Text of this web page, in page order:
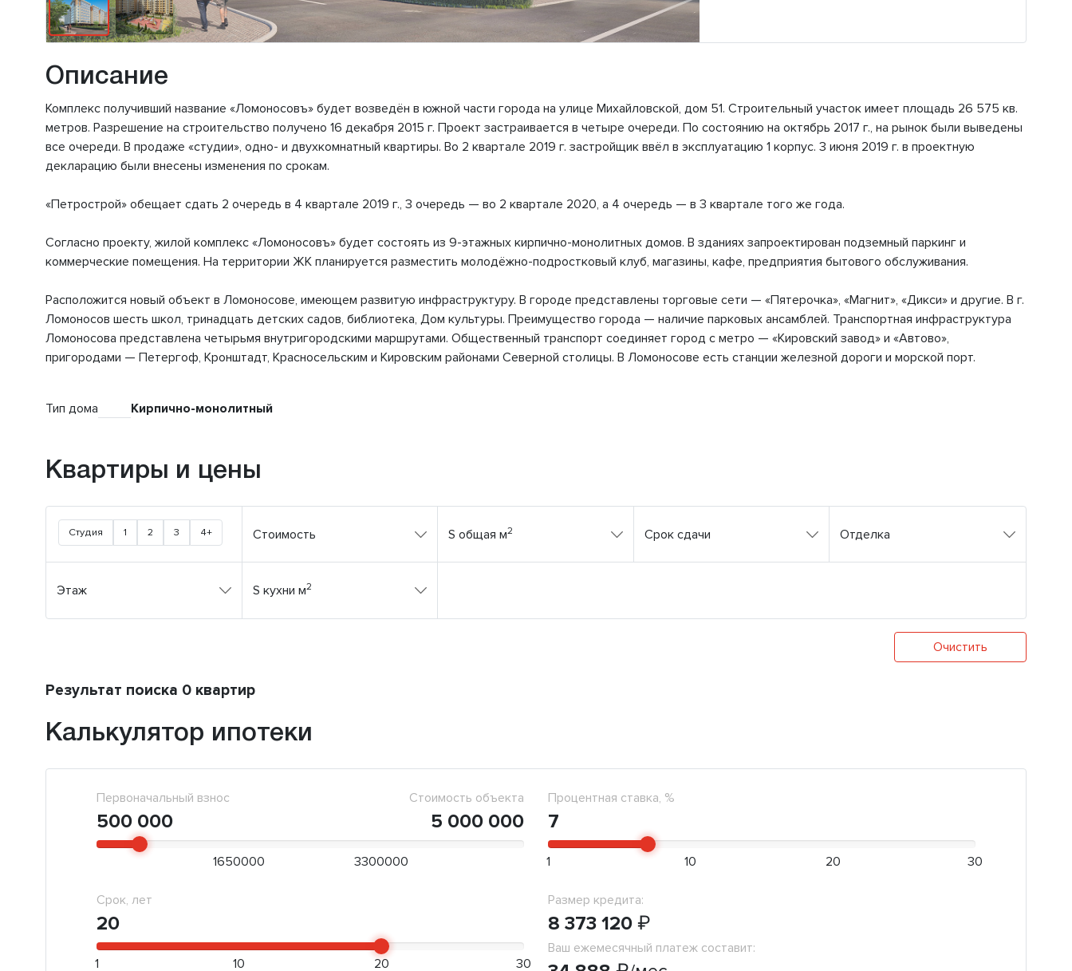
Описание
Комплекс получивший название «Ломоносовъ» будет возведён в южной части города на улице Михайловской, дом 51. Строительный участок имеет площадь 26 575 кв.
метров. Разрешение на строительство получено 16 декабря 2015 г. Проект застраивается в четыре очереди. По состоянию на октябрь 2017 г., на рынок были выведены
все очереди. В продаже «студии», одно- и двухкомнатный квартиры. Во 2 квартале 2019 г. застройщик ввёл в эксплуатацию 1 корпус. 3 июня 2019 г. в проектную
декларацию были внесены изменения по срокам.
«Петрострой» обещает сдать 2 очередь в 4 квартале 2019 г., 3 очередь — во 2 квартале 2020, а 4 очередь — в 3 квартале того же года.
Согласно проекту, жилой комплекс «Ломоносовъ» будет состоять из 9-этажных кирпично-монолитных домов. В зданиях запроектирован подземный паркинг и
коммерческие помещения. На территории ЖК планируется разместить молодёжно-подростковый клуб, магазины, кафе, предприятия бытового обслуживания.
Расположится новый объект в Ломоносове, имеющем развитую инфраструктуру. В городе представлены торговые сети — «Пятерочка», «Магнит», «Дикси» и другие. В г.
Ломоносов шесть школ, тринадцать детских садов, библиотека, Дом культуры. Преимущество города — наличие парковых ансамблей. Транспортная инфраструктура
Ломоносова представлена четырьмя внутригородскими маршрутами. Общественный транспорт соединяет город с метро — «Кировский завод» и «Автово»,
пригородами — Петергоф, Кронштадт, Красносельским и Кировским районами Северной столицы. В Ломоносове есть станции железной дороги и морской порт.
Тип дома Кирпично-монолитный
Квартиры и цены
Студия 1 2 3 4+ Стоимость S общая м2 Срок сдачи Отделка
Этаж S кухни м2
Очистить
Результат поиска 0 квартир
Калькулятор ипотеки
Первоначальный взнос
500 000
Стоимость объекта
5 000 000
1650000 3300000
Процентная ставка, %
7
1 10 20 30
Срок, лет
20
1 10 20 30
Размер кредита:
8 373 120 ₽
Ваш ежемесячный платеж составит: